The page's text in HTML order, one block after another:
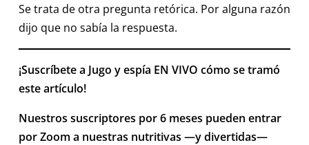
Se trata de otra pregunta retórica. Por alguna razón
dijo que no sabía la respuesta.
¡Suscríbete a Jugo y espía EN VIVO cómo se tramó
este artículo!
Nuestros suscriptores por 6 meses pueden entrar
por Zoom a nuestras nutritivas —y divertidas—